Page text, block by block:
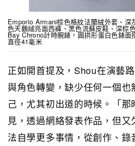
Emporio Armani棕色格紋法蘭絨外套、深
色天鵝絨亮面西褲、黑色流蘇皮鞋、深棕
Bay Chrono計時腕錶，圓拱形蛋白色錶面
直徑41毫米
正如開首提及，Shou在演藝
與角色轉變，缺少任何一個也
己，尤其初出道的時候。「那
見，透過網絡發表作品，但
法自學更多事情，從創作、